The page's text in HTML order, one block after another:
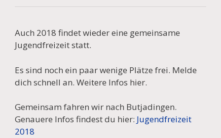
Auch 2018 findet wieder eine gemeinsame
Jugendfreizeit statt.
Es sind noch ein paar wenige Plätze frei. Melde
dich schnell an. Weitere Infos hier.
Gemeinsam fahren wir nach Butjadingen.
Genauere Infos findest du hier: Jugendfreizeit
2018